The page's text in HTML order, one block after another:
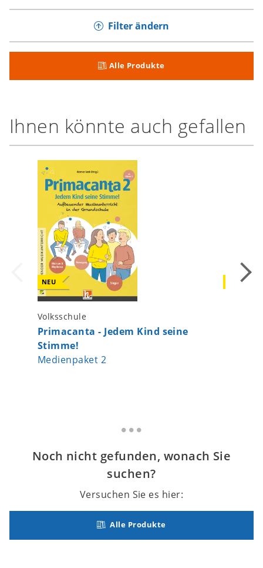
Filter ändern
Alle Produkte
Ihnen könnte auch gefallen
NEU
Volksschule
Primacanta - Jedem Kind seine
Stimme!
Medienpaket 2
NEU
Noch nicht gefunden, wonach Sie
suchen?
Versuchen Sie es hier:
Alle Produkte